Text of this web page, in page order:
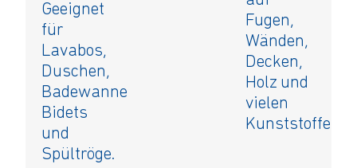
Geeignet
für
Lavabos,
Duschen,
Badewannen,
Bidets
und
Spültröge.
Fugen,
Wänden,
Decken,
Holz und
vielen
Kunststoffen.